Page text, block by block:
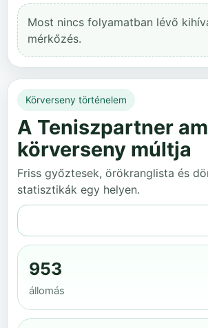
Most nincs folyamatban lévő
mérkőzés.
Körverseny történelem
A Teniszpartner
körverseny múltja
Friss győztesek, örökranglista és
statisztikák egy helyen.
953
állomás